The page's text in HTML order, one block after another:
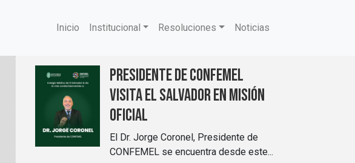
Inicio Institucional Resoluciones Noticias
Presidente de CONFEMEL
visita El Salvador en misión
oficial
El Dr. Jorge Coronel, Presidente de
CONFEMEL se encuentra desde este...